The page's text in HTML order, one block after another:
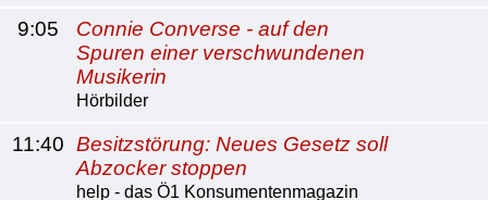
9:05
Connie Converse - auf den
Spuren einer verschwundenen
Musikerin
Hörbilder
11:40 Besitzstörung: Neues Gesetz soll
Abzocker stoppen
help - das Ö1 Konsumentenmagazin